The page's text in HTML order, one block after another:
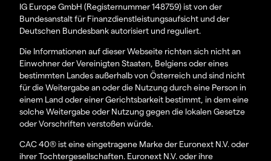
IG Europe GmbH (Registernummer 148759) ist von der
Bundesanstalt für Finanzdienstleistungsaufsicht und der
Deutschen Bundesbank autorisiert und reguliert.
Die Informationen auf dieser Webseite richten sich nicht an
Einwohner der Vereinigten Staaten, Belgiens oder eines
bestimmten Landes außerhalb von Österreich und sind nicht
für die Weitergabe an oder die Nutzung durch eine Person in
einem Land oder einer Gerichtsbarkeit bestimmt, in dem eine
solche Weitergabe oder Nutzung gegen die lokalen Gesetze
oder Vorschriften verstoßen würde.
CAC 40® ist eine eingetragene Marke der Euronext N.V. oder
ihrer Tochtergesellschaften. Euronext N.V. oder ihre